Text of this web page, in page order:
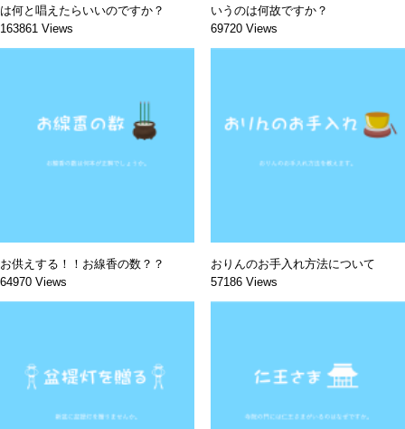
は何と唱えたらいいのですか？
163861 Views
いうのは何故ですか？
69720 Views
お供えする！！お線香の数？？
64970 Views
おりんのお手入れ方法について
57186 Views